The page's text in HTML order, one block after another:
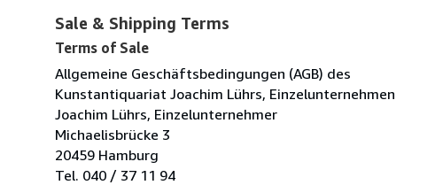
Sale & Shipping Terms
Terms of Sale
Allgemeine Geschäftsbedingungen (AGB) des
Kunstantiquariat Joachim Lührs, Einzelunternehmen
Joachim Lührs, Einzelunternehmer
Michaelisbrücke 3
20459 Hamburg
Tel. 040 / 37 11 94